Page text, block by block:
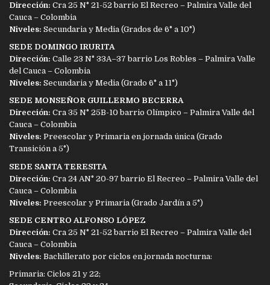
Dirección: Cra 25 N° 21-52 barrio El Recreo – Palmira Valle del
Cauca – Colombia
Niveles: Secundaria y Media (Grados de 6° a 10°)
SEDE DOMINGO IRURITA
Dirección: Calle 23 N° 33A–37 barrio Los Robles – Palmira Valle
del Cauca – Colombia
Niveles: Secundaria y Media (Grado 6° a 11°)
SEDE MONSEÑOR GUILLERMO BECERRA
Dirección: Cra 35 N° 25B-10 barrio Olímpico – Palmira Valle del
Cauca – Colombia
Niveles: Preescolar y Primaria en jornada única (Grado
Transición a 5°)
SEDE SANTA TERESITA
Dirección: Cra 24 AN° 20-97 barrio El Recreo – Palmira Valle del
Cauca – Colombia
Niveles: Preescolar y Primaria (Grado Jardín a 5°)
SEDE CENTRO ALFONSO LÓPEZ
Dirección: Cra 25 N° 21-52 barrio El Recreo – Palmira Valle del
Cauca – Colombia
Niveles: Bachillerato por ciclos en jornada nocturna:
Primaria: Ciclos 21 y 22;